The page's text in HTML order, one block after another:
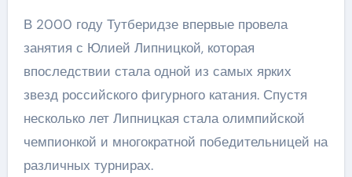
В 2000 году Тутберидзе впервые провела
занятия с Юлией Липницкой, которая
впоследствии стала одной из самых ярких
звезд российского фигурного катания. Спустя
несколько лет Липницкая стала олимпийской
чемпионкой и многократной победительницей на
различных турнирах.